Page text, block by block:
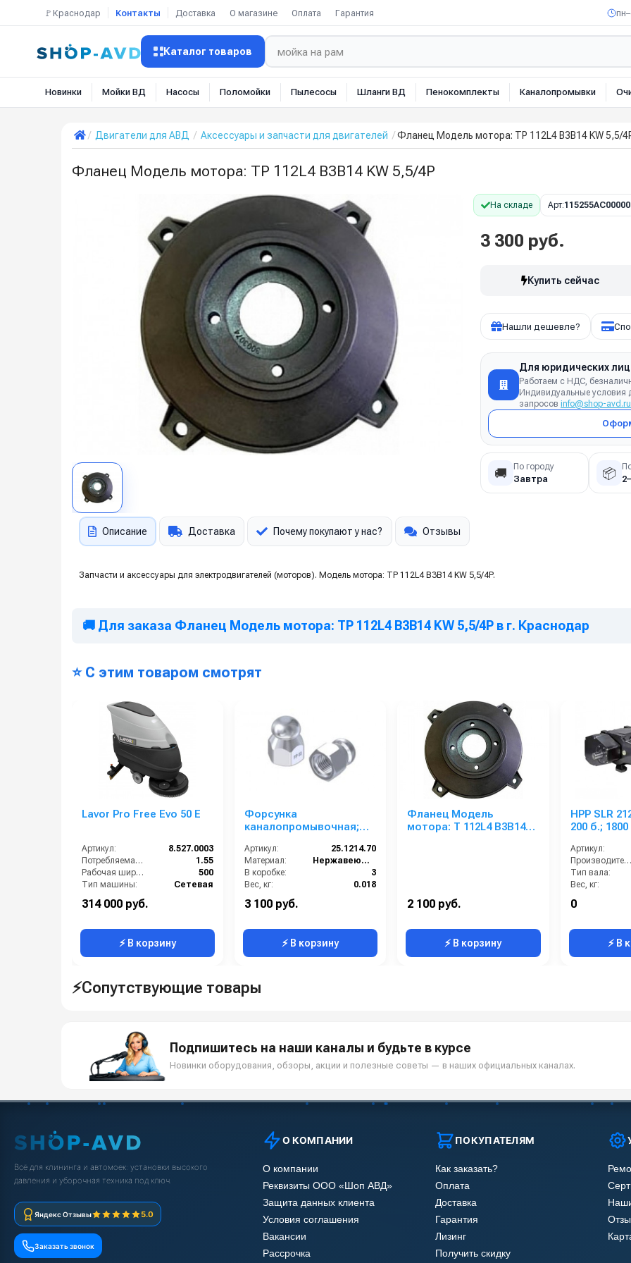
🚩Краснодар Контакты Доставка О магазине Оплата Гарантия
Каталог товаров
Новинки Мойки ВД Насосы Поломойки Пылесосы Шланги ВД Пенокомплекты Каналопромывки
Двигатели для АВД Аксессуары и запчасти для двигателей Фланец Модель мотора: TP 112L4 B3B14 KW 5,5/
Фланец Модель мотора: TP 112L4 B3B14 KW 5,5/4P
На складе Арт:115255AC00000
3 300 руб.
Купить сейчас
Нашли дешевле?
Для юридических лиц
Работаем с НДС,
Индивидуальные условия
запросов info@shop-avd.ru
🚚 По городу
Завтра 📦
Описание Доставка Почему покупают у нас? Отзывы
Запчасти и аксессуары для электродвигателей (моторов). Модель мотора: TP 112L4 B3B14 KW 5,5/4P.
🚚 Для заказа Фланец Модель мотора: TP 112L4 B3B14 KW 5,5/4P в г. Краснодар
⭐ С этим товаром смотрят
Lavor Pro Free Evo 50 E
Артикул:
8.527.0003
Потребляемая мощность (кВт):
1.55
Рабочая ширина щеток (мм):
500
Тип машины:
Сетевая
Ширина всасывающей балки (мм):
Производительность по площади (м2/ч):
314 000 руб.
⚡ В корзину
Форсунка
каналопромывочная;
бой 3Rx1F
Артикул:
25.1214.70
Материал:
Нержавеющая сталь
В коробке:
3
Вес, кг:
0.018
Длина (мм):
3 100 руб.
⚡ В корзину
Фланец Модель
мотора: T 112L4 B3B14
2 100 руб.
⚡ В корзину
HPP SLR
200 б.;
Артикул:
Производительность (л/мин):
Тип вала:
Вес, кг:
0
⚡ В
⚡Сопутствующие товары
Подпишитесь на наши каналы и будьте в курсе
Новинки оборудования, обзоры, акции и полезные советы — в наших официальных каналах.
Всё для клининга и автомоек: установки высокого
давления и уборочная техника под ключ.
Яндекс Отзывы 5.0
Заказать звонок
О КОМПАНИИ
О компании
Реквизиты ООО «Шоп АВД»
Защита данных клиента
Условия соглашения
Вакансии
Рассрочка
ПОКУПАТЕЛЯМ
Как заказать?
Оплата
Доставка
Гарантия
Лизинг
Получить скидку